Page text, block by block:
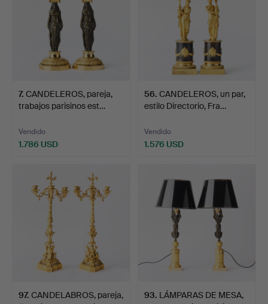
7. CANDELEROS, pareja,
trabajos parisinos est…
Vendido
1.786 USD
56. CANDELEROS, un par,
estilo Directorio, Fra…
Vendido
1.576 USD
97. CANDELABROS, pareja,
93. LÁMPARAS DE MESA,